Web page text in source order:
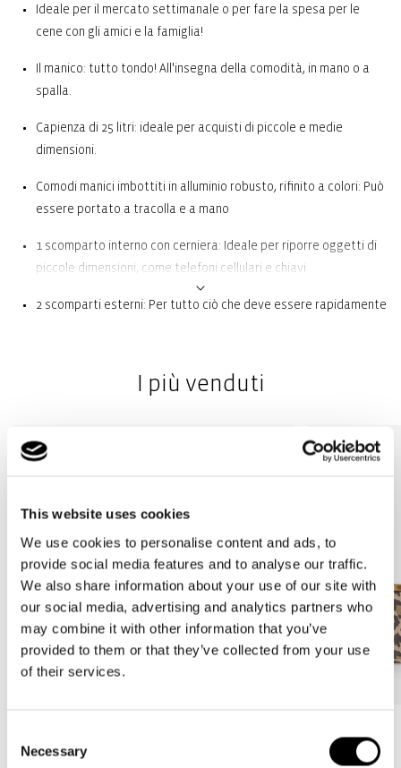
This website uses cookies
We use cookies to personalise content and ads, to
provide social media features and to analyse our traffic.
We also share information about your use of our site with
our social media, advertising and analytics partners who
may combine it with other information that you’ve
provided to them or that they’ve collected from your use
of their services.
Selection
Necessary
Ideale per il mercato settimanale o per fare la spesa per le
cene con gli amici e la famiglia!
Il manico: tutto tondo! All'insegna della comodità, in mano o a
spalla.
Capienza di 25 litri: ideale per acquisti di piccole e medie
dimensioni.
Comodi manici imbottiti in alluminio robusto, rifinito a colori: Può
essere portato a tracolla e a mano
1 scomparto interno con cerniera: Ideale per riporre oggetti di
piccole dimensioni, come telefoni cellulari e chiavi
2 scomparti esterni: Per tutto ciò che deve essere rapidamente
Piastra di fondo solida con piedini per un'altezza libera da terra
I più venduti
carrybag carrybag XS